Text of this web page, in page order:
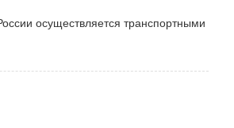
осуществляется транспортными